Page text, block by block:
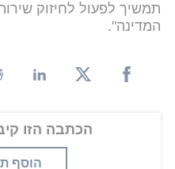
תמשיך לפעול לחיזוק
המדינה".
הכתבה הזו קיבלה 0
הוסף